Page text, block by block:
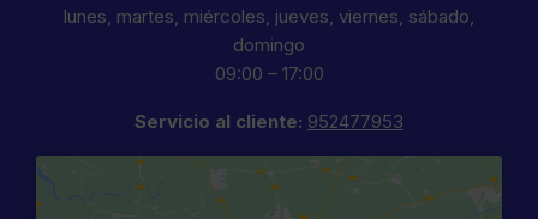
lunes, martes, miércoles, jueves, viernes, sábado,
domingo
09:00 – 17:00
Servicio al cliente: 952477953